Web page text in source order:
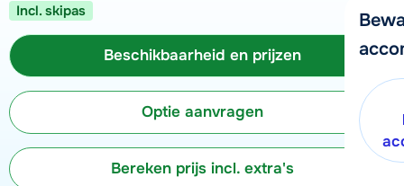
Incl. skipas
Beschikbaarheid en prijzen
Optie aanvragen
Bereken prijs incl. extra's